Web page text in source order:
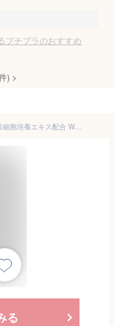
プチプラのおすすめ
) >
ヒト幹細胞 保湿化粧水 120ml ヒト幹細胞 ヒト幹細胞培養エキス配合 W幹細胞エキス ヒト幹細胞培養液 化粧水 ヒトカン 人幹細胞 ヒアルロン酸 エイジングケア成分配合 ステムセル スキンケア はり 顔 毛穴 基礎化粧水 基礎化粧品 化粧品 日本製 国産
る